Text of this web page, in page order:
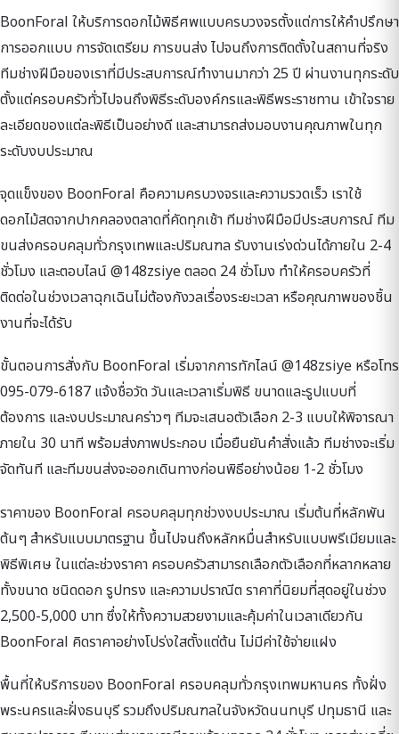
BoonForal ให้บริการดอกไม้พิธีศพแบบครบวงจรตั้งแต่การให้คำปรึกษา
การออกแบบ การจัดเตรียม การขนส่ง ไปจนถึงการติดตั้งในสถานที่จริง
ทีมช่างฝีมือของเราที่มีประสบการณ์ทำงานมากว่า 25 ปี ผ่านงานทุกระดับ
ตั้งแต่ครอบครัวทั่วไปจนถึงพิธีระดับองค์กรและพิธีพระราชทาน เข้าใจราย
ละเอียดของแต่ละพิธีเป็นอย่างดี และสามารถส่งมอบงานคุณภาพในทุก
ระดับงบประมาณ
จุดแข็งของ BoonForal คือความครบวงจรและความรวดเร็ว เราใช้
ดอกไม้สดจากปากคลองตลาดที่คัดทุกเช้า ทีมช่างฝีมือมีประสบการณ์ ทีม
ขนส่งครอบคลุมทั่วกรุงเทพและปริมณฑล รับงานเร่งด่วนได้ภายใน 2-4
ชั่วโมง และตอบไลน์ @148zsiye ตลอด 24 ชั่วโมง ทำให้ครอบครัวที่
ติดต่อในช่วงเวลาฉุกเฉินไม่ต้องกังวลเรื่องระยะเวลา หรือคุณภาพของชิ้น
งานที่จะได้รับ
ขั้นตอนการสั่งกับ BoonForal เริ่มจากการทักไลน์ @148zsiye หรือโทร
095-079-6187 แจ้งชื่อวัด วันและเวลาเริ่มพิธี ขนาดและรูปแบบที่
ต้องการ และงบประมาณคร่าวๆ ทีมจะเสนอตัวเลือก 2-3 แบบให้พิจารณา
ภายใน 30 นาที พร้อมส่งภาพประกอบ เมื่อยืนยันคำสั่งแล้ว ทีมช่างจะเริ่ม
จัดทันที และทีมขนส่งจะออกเดินทางก่อนพิธีอย่างน้อย 1-2 ชั่วโมง
ราคาของ BoonForal ครอบคลุมทุกช่วงงบประมาณ เริ่มต้นที่หลักพัน
ต้นๆ สำหรับแบบมาตรฐาน ขึ้นไปจนถึงหลักหมื่นสำหรับแบบพรีเมียมและ
พิธีพิเศษ ในแต่ละช่วงราคา ครอบครัวสามารถเลือกตัวเลือกที่หลากหลาย
ทั้งขนาด ชนิดดอก รูปทรง และความปราณีต ราคาที่นิยมที่สุดอยู่ในช่วง
2,500-5,000 บาท ซึ่งให้ทั้งความสวยงามและคุ้มค่าในเวลาเดียวกัน
BoonForal คิดราคาอย่างโปร่งใสตั้งแต่ต้น ไม่มีค่าใช้จ่ายแฝง
พื้นที่ให้บริการของ BoonForal ครอบคลุมทั่วกรุงเทพมหานคร ทั้งฝั่ง
พระนครและฝั่งธนบุรี รวมถึงปริมณฑลในจังหวัดนนทบุรี ปทุมธานี และ